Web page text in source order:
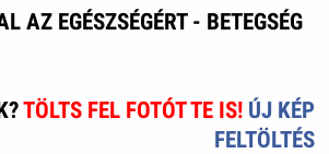
AZ EGÉSZSÉGÉRT - BETEGSÉG
TÖLTS FEL FOTÓT TE IS! ÚJ KÉP
FELTÖLTÉS